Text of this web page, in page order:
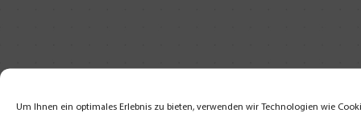
Um Ihnen ein optimales Erlebnis zu bieten, verwenden wir Technologien wie